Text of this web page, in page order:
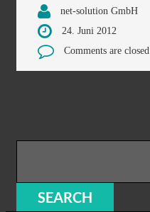
net-solution GmbH
24. Juni 2012
Comments are closed